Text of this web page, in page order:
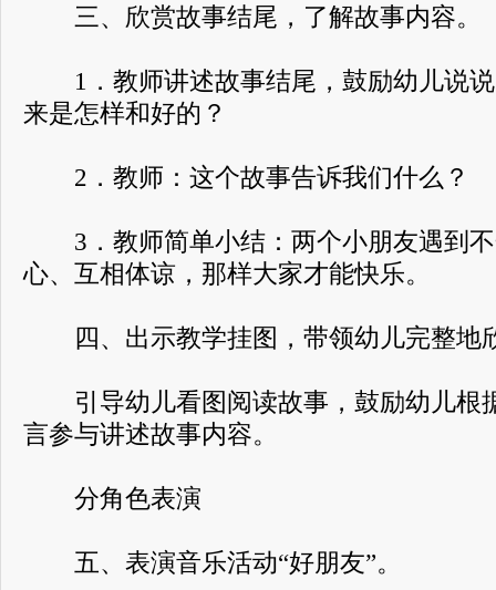
三、欣赏故事结尾，了解故事内容。
1．教师讲述故事结尾，鼓励幼儿说说
来是怎样和好的？
2．教师：这个故事告诉我们什么？
3．教师简单小结：两个小朋友遇到不
心、互相体谅，那样大家才能快乐。
四、出示教学挂图，带领幼儿完整地
引导幼儿看图阅读故事，鼓励幼儿根
言参与讲述故事内容。
分角色表演
五、表演音乐活动“好朋友”。